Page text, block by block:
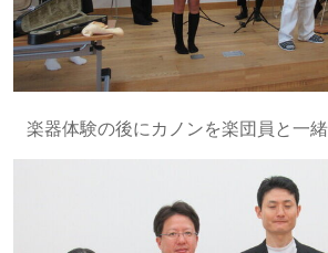
楽器体験の後にカノンを楽団員と一